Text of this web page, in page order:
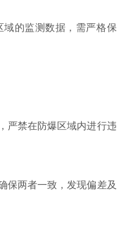
的监测数据，需严格保
禁在防爆区域内进行违
两者一致，发现偏差及